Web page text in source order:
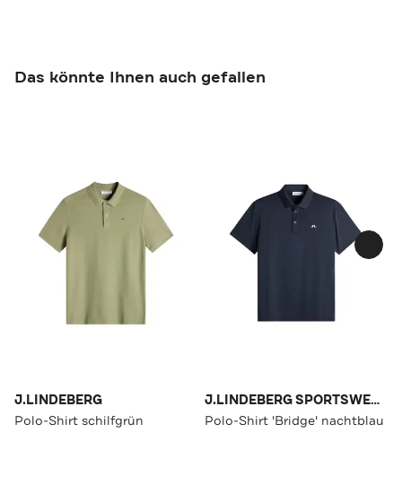
Das könnte Ihnen auch gefallen
J.LINDEBERG
Polo-Shirt schilfgrün
J.LINDEBERG SPORTSWEAR
Polo-Shirt 'Bridge' nachtblau